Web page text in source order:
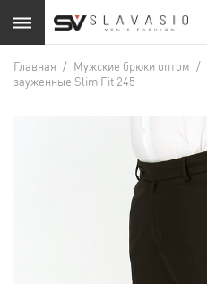
Главная / Мужские брюки оптом /
зауженные Slim Fit 245